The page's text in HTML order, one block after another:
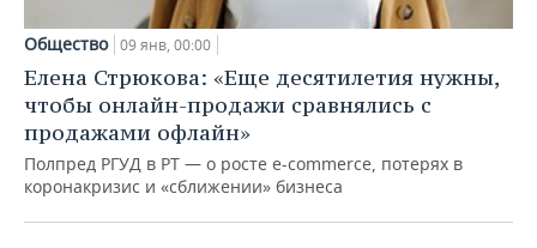
Общество 09 янв, 00:00
Елена Стрюкова: «Еще десятилетия нужны,
чтобы онлайн-продажи сравнялись с
продажами офлайн»
Полпред РГУД в РТ — о росте e-commerce, потерях в
коронакризис и «сближении» бизнеса